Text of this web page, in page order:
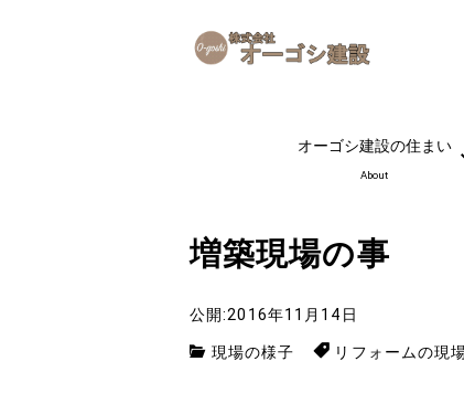
オーゴシ建設の住まい
About
増築現場の事
公開:2016年11月14日
現場の様子
リフォームの現